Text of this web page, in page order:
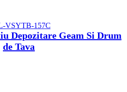
VSYTB-157C
Depozitare Geam Si Drum
de Tava